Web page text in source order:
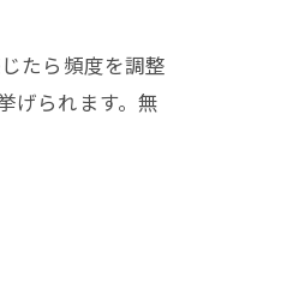
たら頻度を調整
げられます。無